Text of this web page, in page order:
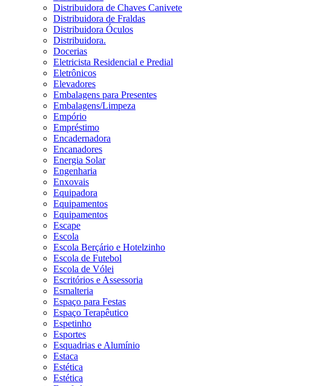
Distribuidora de Chaves Canivete
Distribuidora de Fraldas
Distribuidora Óculos
Distribuidora.
Docerias
Eletricista Residencial e Predial
Eletrônicos
Elevadores
Embalagens para Presentes
Embalagens/Limpeza
Empório
Empréstimo
Encadernadora
Encanadores
Energia Solar
Engenharia
Enxovais
Equipadora
Equipamentos
Equipamentos
Escape
Escola
Escola Berçário e Hotelzinho
Escola de Futebol
Escola de Vólei
Escritórios e Assessoria
Esmalteria
Espaço para Festas
Espaço Terapêutico
Espetinho
Esportes
Esquadrias e Alumínio
Estaca
Estética
Estética